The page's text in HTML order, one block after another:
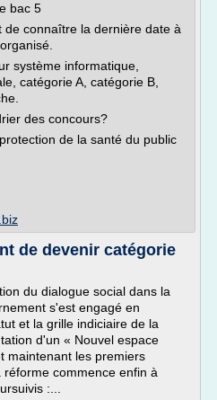
bac 5
de connaître la dernière date à
système informatique,
catégorie A, catégorie B,
des concours?
de la santé du public
de devenir catégorie
du dialogue social dans la
s'est engagé en
et la grille indiciaire de la
d'un « Nouvel espace
maintenant les premiers
commence enfin à
:...